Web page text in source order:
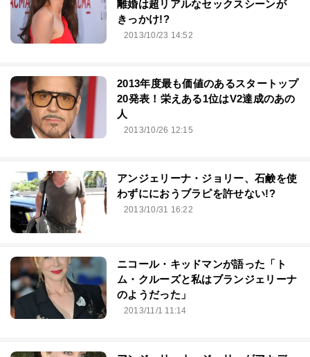
離婚は超リアルなセックスシーンが
きっかけ!?
2013/10/23 14:52
2013年度最も価値のあるスタートップ
20発表！栄えある1位はV2達成のあの
人
2013/10/26 12:15
アンジェリーナ・ジョリー、石鹸を使
わずににおうブラピを許せない!?
2013/10/31 16:22
ニコール・キッドマンが語った「ト
ム・クルーズと私はブランジェリーナ
のようだった」
2013/11/1 11:14